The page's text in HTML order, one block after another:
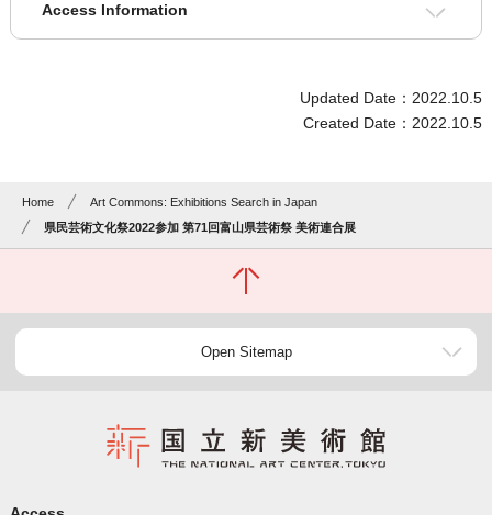
Access Information
Updated Date：2022.10.5
Created Date：2022.10.5
Home
Art Commons: Exhibitions Search in Japan
県民芸術文化祭2022参加 第71回富山県芸術祭 美術連合展
Open Sitemap